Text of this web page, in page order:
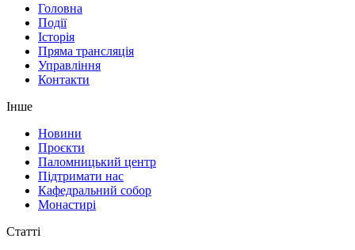
Головна
Події
Історія
Пряма трансляція
Управління
Контакти
Інше
Новини
Проєкти
Паломницький центр
Підтримати нас
Кафедральний собор
Монастирі
Статті